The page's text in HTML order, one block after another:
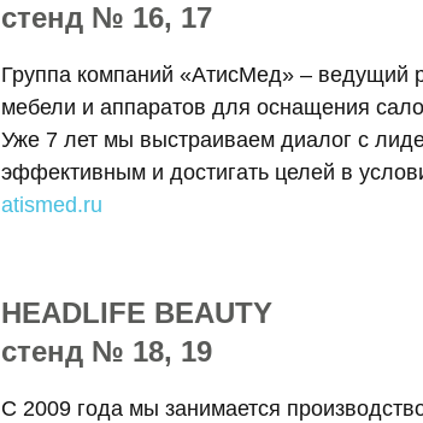
стенд № 16, 17
Группа компаний «АтисМед» – ведущий
мебели и аппаратов для оснащения
Уже 7 лет мы выстраиваем диалог с
эффективным и достигать целей в
atismed.ru
HEADLIFE BEAUTY
стенд № 18, 19
С 2009 года мы занимается